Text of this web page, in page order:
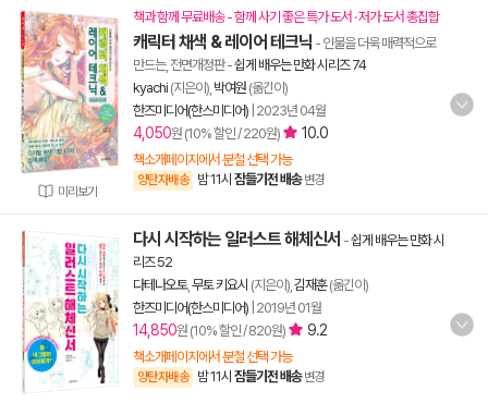
미리보기
책과 함께 무료배송 - 함께 사기 좋은 특가 도서 · 저가 도서 총집합
캐릭터 채색 & 레이어 테크닉 - 인물을 더욱 매력적으로
만드는, 전면개정판-쉽게 배우는 만화 시리즈 74
kyachi (지은이), 박여원 (옮긴이)
한즈미디어(한스미디어) 2023년 04월
4,050원 (10% 할인 / 220원) 10.0
책소개페이지에서 분철 선택 가능
양탄자배송 밤 11시 잠들기전 배송 변경
다시 시작하는 일러스트 해체신서 -쉽게 배우는 만화 시
리즈 52
다테나오토, 무토 키요시 (지은이), 김재훈(옮긴이)
한즈미디어(한스미디어) 2019년 01월
14,850원 (10% 할인 / 820원) 9.2
책소개페이지에서 분철 선택 가능
양탄자배송 밤 11시 잠들기전 배송 변경